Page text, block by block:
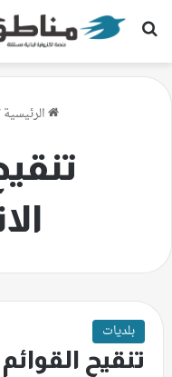
بحث عن
الرئيسية
بلديات
تنقيح القوائم